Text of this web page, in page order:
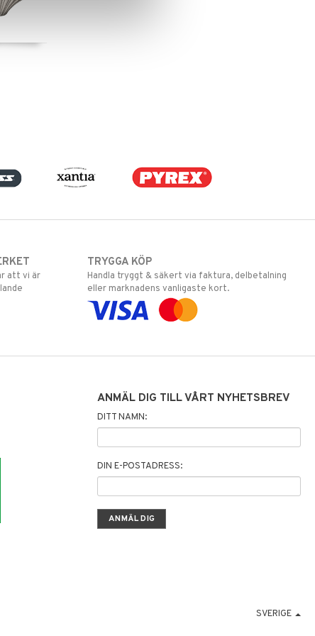
att vi är
TRYGGA KÖP
Handla tryggt & säkert via faktura, delbetalning
eller marknadens vanligaste kort.
ANMÄL DIG TILL VÅRT NYHETSBREV
DITT NAMN:
DIN E-POSTADRESS:
SVERIGE